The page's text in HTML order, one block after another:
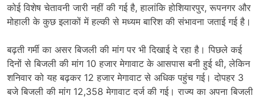
कोई विशेष चेतावनी जारी नहीं की गई है, हालांकि होशियारपुर, रूपनगर और
मोहाली के कुछ इलाकों में हल्की से मध्यम बारिश की संभावना जताई गई है।
बढ़ती गर्मी का असर बिजली की मांग पर भी दिखाई दे रहा है। पिछले कई
दिनों से बिजली की मांग 10 हजार मेगावाट के आसपास बनी हुई थी, लेकिन
शनिवार को यह बढ़कर 12 हजार मेगावाट से अधिक पहुंच गई। दोपहर 3
बजे बिजली की मांग 12,358 मेगावाट दर्ज की गई। राज्य का अपना बिजली